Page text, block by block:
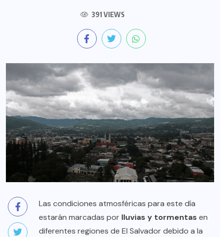
391 VIEWS
Las condiciones atmosféricas para este día
estarán marcadas por lluvias y tormentas en
diferentes regiones de El Salvador debido a la